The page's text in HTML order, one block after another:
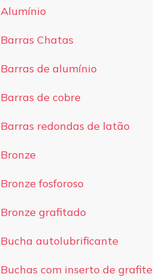
Alumínio
Barras Chatas
Barras de alumínio
Barras de cobre
Barras redondas de latão
Bronze
Bronze fosforoso
Bronze grafitado
Bucha autolubrificante
Buchas com inserto de grafite